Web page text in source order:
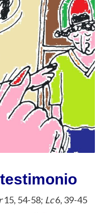
15, 54-58; Lc6, 39-45